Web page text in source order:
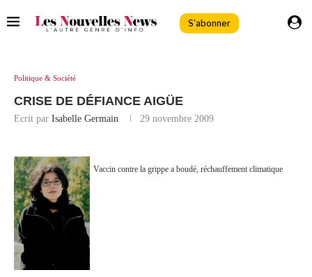
S'abonner
Politique & Société
CRISE DE DÉFIANCE AIGÜE
Ecrit par Isabelle Germain 29 novembre 2009
Vaccin contre la grippe a boudé, réchauffement climatique